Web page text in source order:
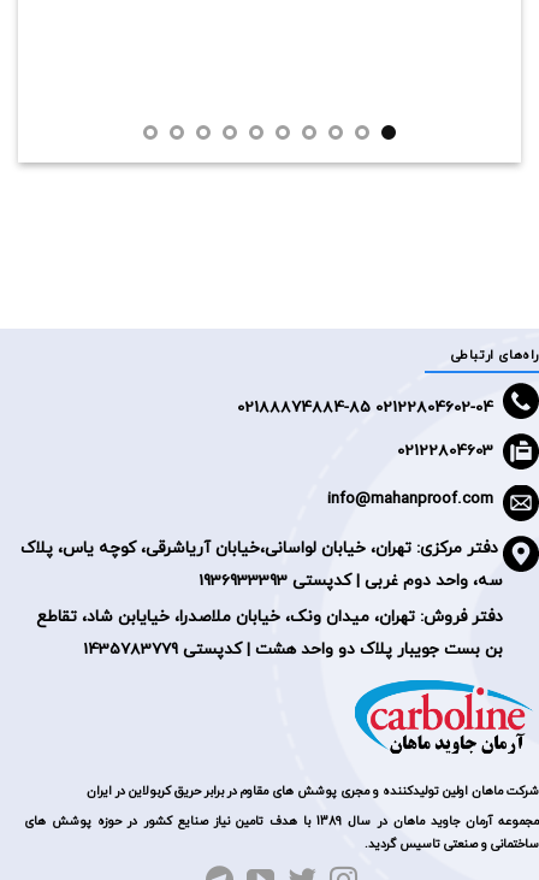
شرکت ماهان اولین تولیدکننده و مجری پوشش های مقاوم در برابر حریق کربولاین در ایران
مجموعه آرمان جاوید ماهان در سال 1389 با هدف تامین نیاز صنایع کشور در حوزه پوشش های
ساختمانی و صنعتی تاسیس گردید.
راه‌های ارتباطی
02122804602-04 0
2188874884-85
02122804603
دفتر مرکزی: تهران، خیابان لواسانی،خیابان آریاشرقی، کوچه یاس، پلاک
سه، واحد دوم غربی | کدپستی 1936933393
دفتر فروش: تهران، میدان ونک، خیابان ملاصدرا، خیایابن شاد، تقاطع
بن بست جویبار پلاک دو واحد هشت | کدپستی 1435783779